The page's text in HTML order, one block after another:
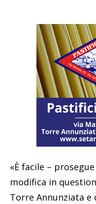
«È facile –
modifica in
Torre Annunziata